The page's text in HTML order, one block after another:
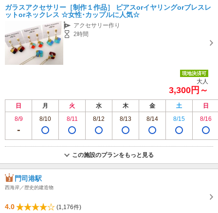
ガラスアクセサリー［制作１作品］ ピアスorイヤリングorブレスレ
ットorネックレス ☆女性･カップルに人気☆
アクセサリー作り
2時間
現地決済可
大人
3,300円～
日 月 火 水 木 金 土
日
8/9
8/10 8/11 8/12 8/13 8/14 8/15 8/16
この施設のプランをもっと見る
門司港駅
西海岸／歴史的建造物
4.0
(1,176件)